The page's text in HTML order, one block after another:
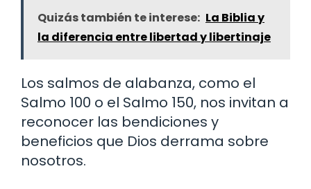
Quizás también te interese: La Biblia y
la diferencia entre libertad y libertinaje
Los salmos de alabanza, como el
Salmo 100 o el Salmo 150, nos invitan a
reconocer las bendiciones y
beneficios que Dios derrama sobre
nosotros.